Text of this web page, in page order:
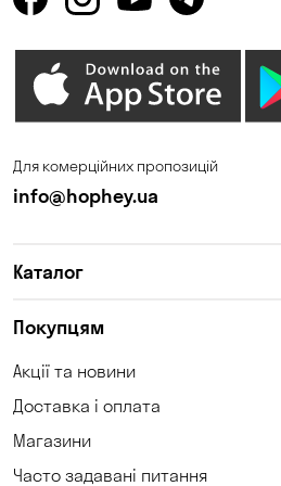
Для комерційних пропозицій
info@hophey.ua
Каталог
Покупцям
Акції та новини
Доставка і оплата
Магазини
Часто задавані питання